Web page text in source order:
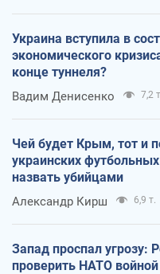
Украина вступила в
экономического
конце туннеля?
Вадим Денисенко 7,2 т.
Чей будет Крым, тот и
украинских
назвать убийцами
Александр Кирш 6,9 т.
Запад проспал угрозу:
проверить НАТО войной